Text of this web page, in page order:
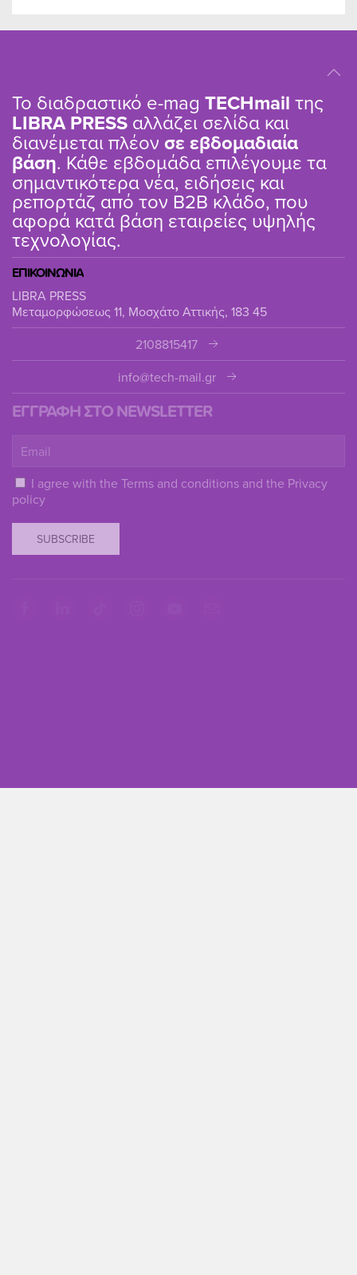
Το διαδραστικό e-mag TΕCHmail της
LIBRA PRESS αλλάζει σελίδα και
διανέμεται πλέον σε εβδομαδιαία
βάση. Κάθε εβδομάδα επιλέγουμε τα
σημαντικότερα νέα, ειδήσεις και
ρεπορτάζ από τον B2B κλάδο, που
αφορά κατά βάση εταιρείες υψηλής
τεχνολογίας.
ΕΠΙΚΟΙΝΩΝΙΑ
LIBRA PRESS
Μεταμορφώσεως 11, Μοσχάτο Αττικής, 183 45
2108815417
info@tech-mail.gr
ΕΓΓΡΑΦΗ ΣΤΟ NEWSLETTER
I agree with the Terms and conditions and the Privacy
policy
SUBSCRIBE